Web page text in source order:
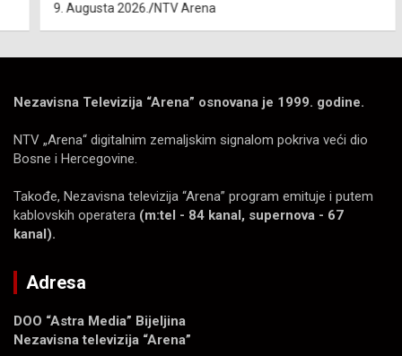
9. Augusta 2026. NTV Arena
Nezavisna Televizija “Arena” osnovana je 1999. godine.
NTV „Arena“ digitalnim zemaljskim signalom pokriva veći dio
Bosne i Hercegovine.
Takođe, Nezavisna televizija “Arena” program emituje i putem
kablovskih operatera (m:tel - 84 kanal, supernova - 67
kanal).
Adresa
DOO “Astra Media” Bijeljina
Nezavisna televizija “Arena”